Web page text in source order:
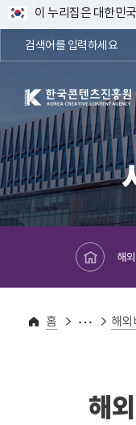
이 누리집은 대한민
한국콘텐츠진흥원 KOREA CREATIVE CONTENT AGENCY
메인페이지로 바로가기
해
홈
사업안내
사업별사이트 해외
해